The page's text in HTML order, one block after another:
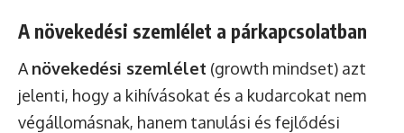
A növekedési szemlélet a párkapcsolatban
A növekedési szemlélet (growth mindset) azt
jelenti, hogy a kihívásokat és a kudarcokat nem
végállomásnak, hanem tanulási és fejlődési